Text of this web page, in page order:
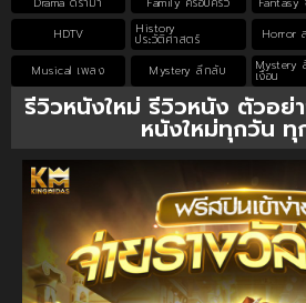
HDTV
History
ประวัติศาสตร์ Horror
Musical เพลง Mystery ลึกลับ Mystery
เงื่อน
รีวิวหนังใหม่ รีวิวหนัง ตัวอย่
หนังใหม่ทุกวัน ทุ